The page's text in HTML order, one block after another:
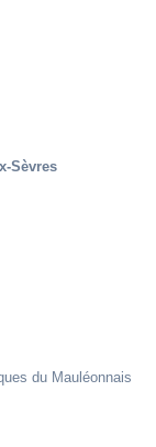
Sèvres
du Mauléonnais